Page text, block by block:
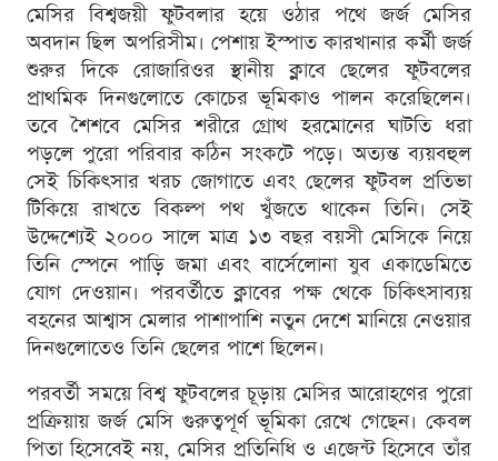
মেসির বিশ্বজয়ী ফুটবলার হয়ে ওঠার পথে জর্জ মেসির
অবদান ছিল অপরিসীম। পেশায় ইস্পাত কারখানার কর্মী জর্জ
শুরুর দিকে রোজারিওর স্থানীয় ক্লাবে ছেলের ফুটবলের
প্রাথমিক দিনগুলোতে কোচের ভূমিকাও পালন করেছিলেন।
তবে শৈশবে মেসির শরীরে গ্রোথ হরমোনের ঘাটতি ধরা
পড়লে পুরো পরিবার কঠিন সংকটে পড়ে। অত্যন্ত ব্যয়বহুল
সেই চিকিৎসার খরচ জোগাতে এবং ছেলের ফুটবল প্রতিভা
টিকিয়ে রাখতে বিকল্প পথ খুঁজতে থাকেন তিনি। সেই
উদ্দেশ্যেই ২০০০ সালে মাত্র ১৩ বছর বয়সী মেসিকে নিয়ে
তিনি স্পেনে পাড়ি জমা এবং বার্সেলোনা যুব একাডেমিতে
যোগ দেওয়ান। পরবর্তীতে ক্লাবের পক্ষ থেকে চিকিৎসাব্যয়
বহনের আশ্বাস মেলার পাশাপাশি নতুন দেশে মানিয়ে নেওয়ার
দিনগুলোতেও তিনি ছেলের পাশে ছিলেন।
পরবর্তী সময়ে বিশ্ব ফুটবলের চূড়ায় মেসির আরোহণের পুরো
প্রক্রিয়ায় জর্জ মেসি গুরুত্বপূর্ণ ভূমিকা রেখে গেছেন। কেবল
পিতা হিসেবেই নয়, মেসির প্রতিনিধি ও এজেন্ট হিসেবে তাঁর